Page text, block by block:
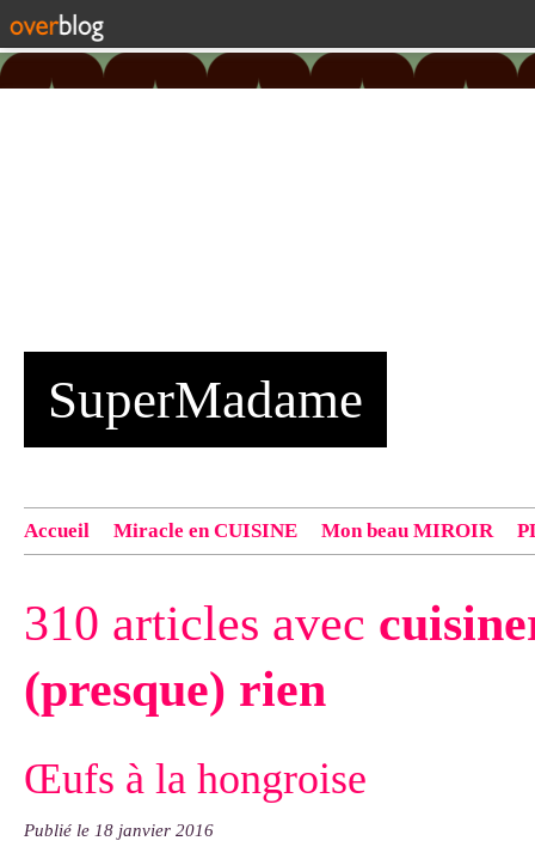
SuperMadame
Accueil Miracle en CUISINE Mon beau MIROIR
exemple : "Bonnet cloche From Annie", "Veste Rue
310 articles avec
(presque) rien
Œufs à la hongroise
Publié le 18 janvier 2016